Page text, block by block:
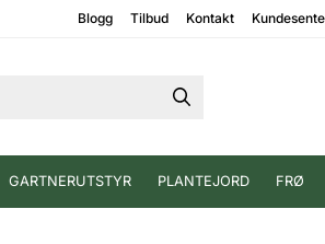
Blogg Tilbud Kontakt
GARTNERUTSTYR PLANTEJORD FRØ